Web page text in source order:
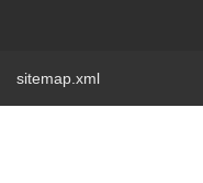
sitemap.xml